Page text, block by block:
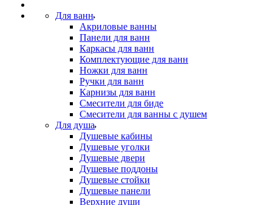
Для ванн
Акриловые ванны
Панели для ванн
Каркасы для ванн
Комплектующие для ванн
Ножки для ванн
Ручки для ванн
Карнизы для ванн
Смесители для биде
Смесители для ванны с душем
Для душа
Душевые кабины
Душевые уголки
Душевые двери
Душевые поддоны
Душевые стойки
Душевые панели
Верхние души